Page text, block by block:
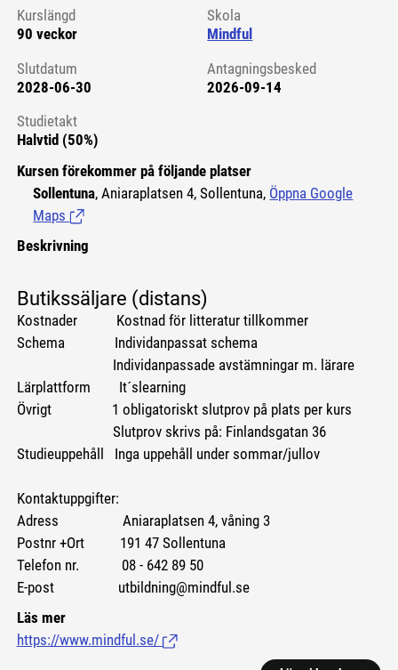
Kurslängd
90 veckor
Skola
Mindful
Slutdatum
2028-06-30
Antagningsbesked
2026-09-14
Studietakt
Halvtid (50%)
Kursen förekommer på följande platser
Sollentuna, Aniaraplatsen 4, Sollentuna, Öppna Google
Maps (Länk till extern sida.)
Beskrivning
Butikssäljare (distans)
Kostnader Kostnad för litteratur tillkommer
Schema Individanpassat schema
Individanpassade avstämningar m. lärare
Lärplattform It´slearning
Övrigt 1 obligatoriskt slutprov på plats per kurs
Slutprov skrivs på: Finlandsgatan 36
Studieuppehåll Inga uppehåll under sommar/jullov
Kontaktuppgifter:
Adress Aniaraplatsen 4, våning 3
Postnr +Ort 191 47 Sollentuna
Telefon nr. 08 - 642 89 50
E-post utbildning@mindful.se
Läs mer
https://www.mindful.se/ (Länk till extern sida.)